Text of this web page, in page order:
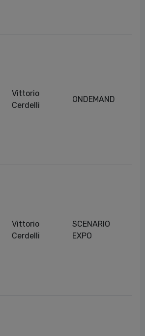
Vittorio
Cerdelli
ONDEMAND
Vittorio
Cerdelli
SCENARIO
EXPO